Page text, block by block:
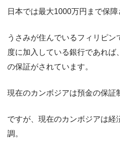
日本では最大1000万円まで保障
うさみが住んでいるフィリピン
度に加入している銀行であれば
の保証がされています。
現在のカンボジアは預金の保証
ですが、現在のカンボジアは経
調。